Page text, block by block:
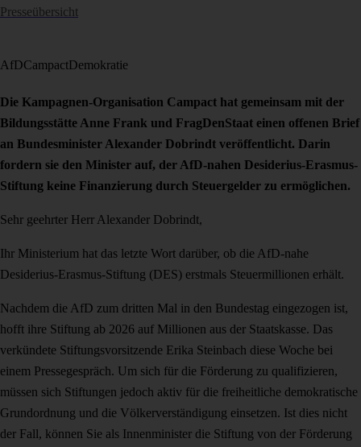
Presseübersicht
AfDCampactDemokratie
Die Kampagnen-Organisation Campact hat gemeinsam mit der
Bildungsstätte Anne Frank und FragDenStaat einen offenen Brief
an Bundesminister Alexander Dobrindt veröffentlicht. Darin
fordern sie den Minister auf, der AfD-nahen Desiderius-Erasmus-
Stiftung keine Finanzierung durch Steuergelder zu ermöglichen.
Sehr geehrter Herr Alexander Dobrindt,
Ihr Ministerium hat das letzte Wort darüber, ob die AfD-nahe
Desiderius-Erasmus-Stiftung (DES) erstmals Steuermillionen erhält.
Nachdem die AfD zum dritten Mal in den Bundestag eingezogen ist,
hofft ihre Stiftung ab 2026 auf Millionen aus der Staatskasse. Das
verkündete Stiftungsvorsitzende Erika Steinbach diese Woche bei
einem Pressegespräch. Um sich für die Förderung zu qualifizieren,
müssen sich Stiftungen jedoch aktiv für die freiheitliche demokratische
Grundordnung und die Völkerverständigung einsetzen. Ist dies nicht
der Fall, können Sie als Innenminister die Stiftung von der Förderung